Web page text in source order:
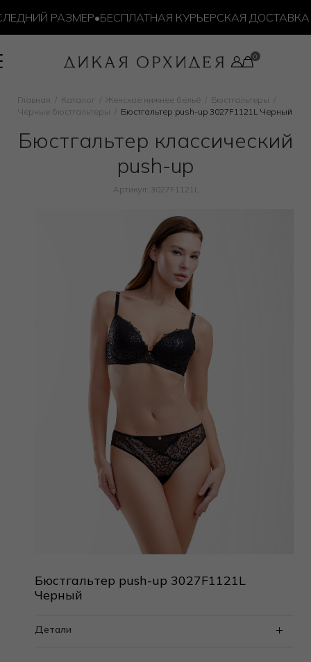
РАЗМЕР•БЕСПЛАТНАЯ КУРЬЕРСКАЯ ДОСТАВКА ОТ
Главная Каталог Женское нижнее бельё
Бюстгальтеры
Черные бюстгальтеры
Бюстгальтер push-up 3027F1121L Черный
Бюстгальтер классический
push-up
Артикул: 3027F1121L
Бюстгальтер push-up 3027F1121L
Черный
Детали